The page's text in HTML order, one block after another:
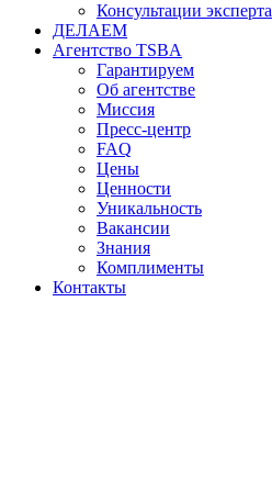
Консультации эксперта
ДЕЛАЕМ
Агентство TSBA
Гарантируем
Об агентстве
Миссия
Пресс-центр
FAQ
Цены
Ценности
Уникальность
Вакансии
Знания
Комплименты
Контакты